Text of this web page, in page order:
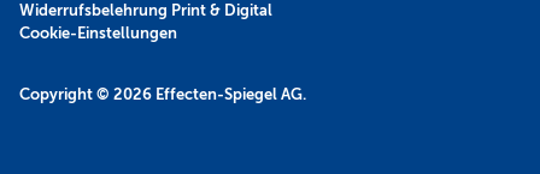
Copyright © 2026 Effecten-Spiegel AG.
Widerrufsbelehrung Print & Digital
Cookie-Einstellungen